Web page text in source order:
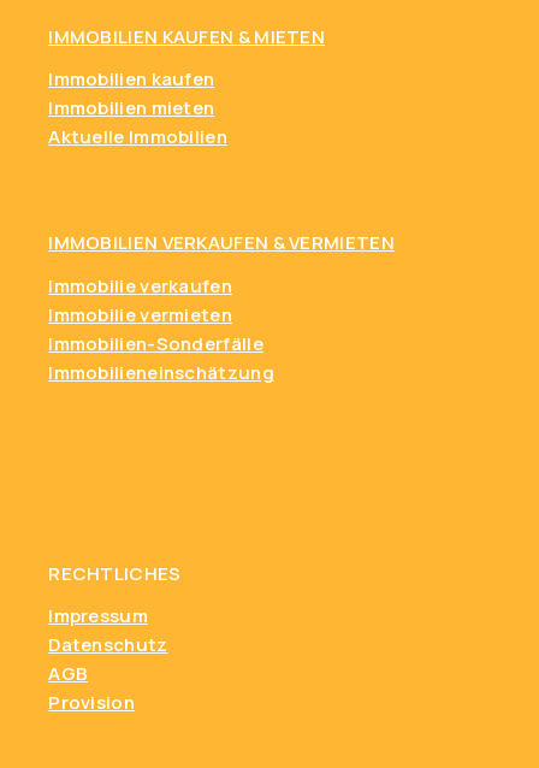
RECHTLICHES
Impressum
Datenschutz
AGB
Provision
IMMOBILIEN VERKAUFEN & VERMIETEN
Immobilie verkaufen
Immobilie vermieten
Immobilien-Sonderfälle
Immobilieneinschätzung
IMMOBILIEN KAUFEN & MIETEN
Immobilien kaufen
Immobilien mieten
Aktuelle Immobilien